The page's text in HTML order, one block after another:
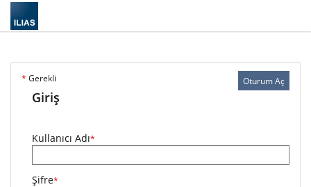
Oturum Aç
* Gerekli
Giriş
Kullanıcı Adı*
Şifre*